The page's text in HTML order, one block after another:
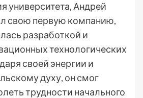
университета, Андрей
свою первую компанию,
разработкой и
технологических
своей энергии и
духу, он смог
трудности начального